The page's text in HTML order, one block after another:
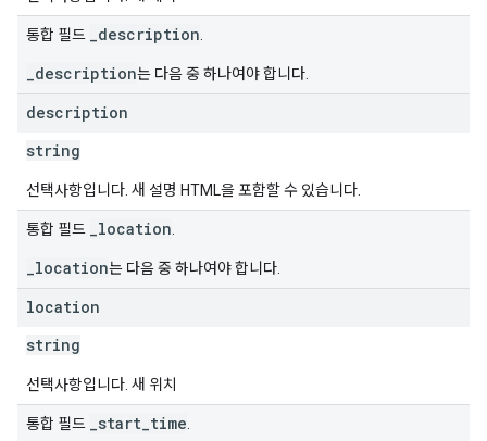
통합 필드 _description
_description는 다음 중 하나여야 합니다.
description
string
선택사항입니다. 새 설명 HTML을 포함할 수 있습니다.
통합 필드 _location
_location는 다음 중 하나여야 합니다.
location
string
선택사항입니다. 새 위치
통합 필드 _start_time